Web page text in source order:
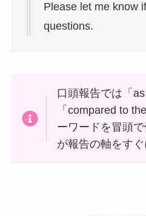
Please let me know
questions.
口頭報告では「as
「compared to
ーワードを冒頭
が報告の軸をすぐ